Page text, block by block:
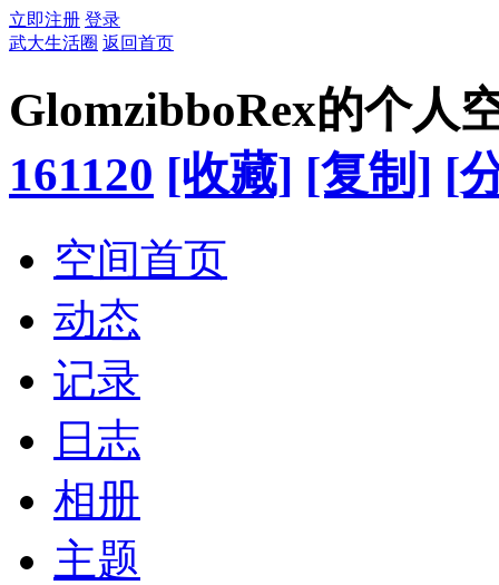
立即注册 登录
武大生活圈 返回首页
GlomzibboRex的个人
161120 [收藏] [复制] [
空间首页
动态
记录
日志
相册
主题